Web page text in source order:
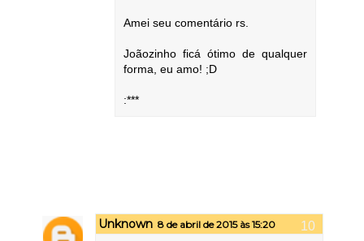
Amei seu comentário rs.
Joãozinho ficá ótimo de qualquer
forma, eu amo! ;D
:***
Unknown 8 de abril de 2015 às 15:20